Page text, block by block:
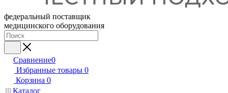
федеральный поставщик
медицинского оборудования
Сравнение0
Избранные товары 0
Корзина 0
Каталог